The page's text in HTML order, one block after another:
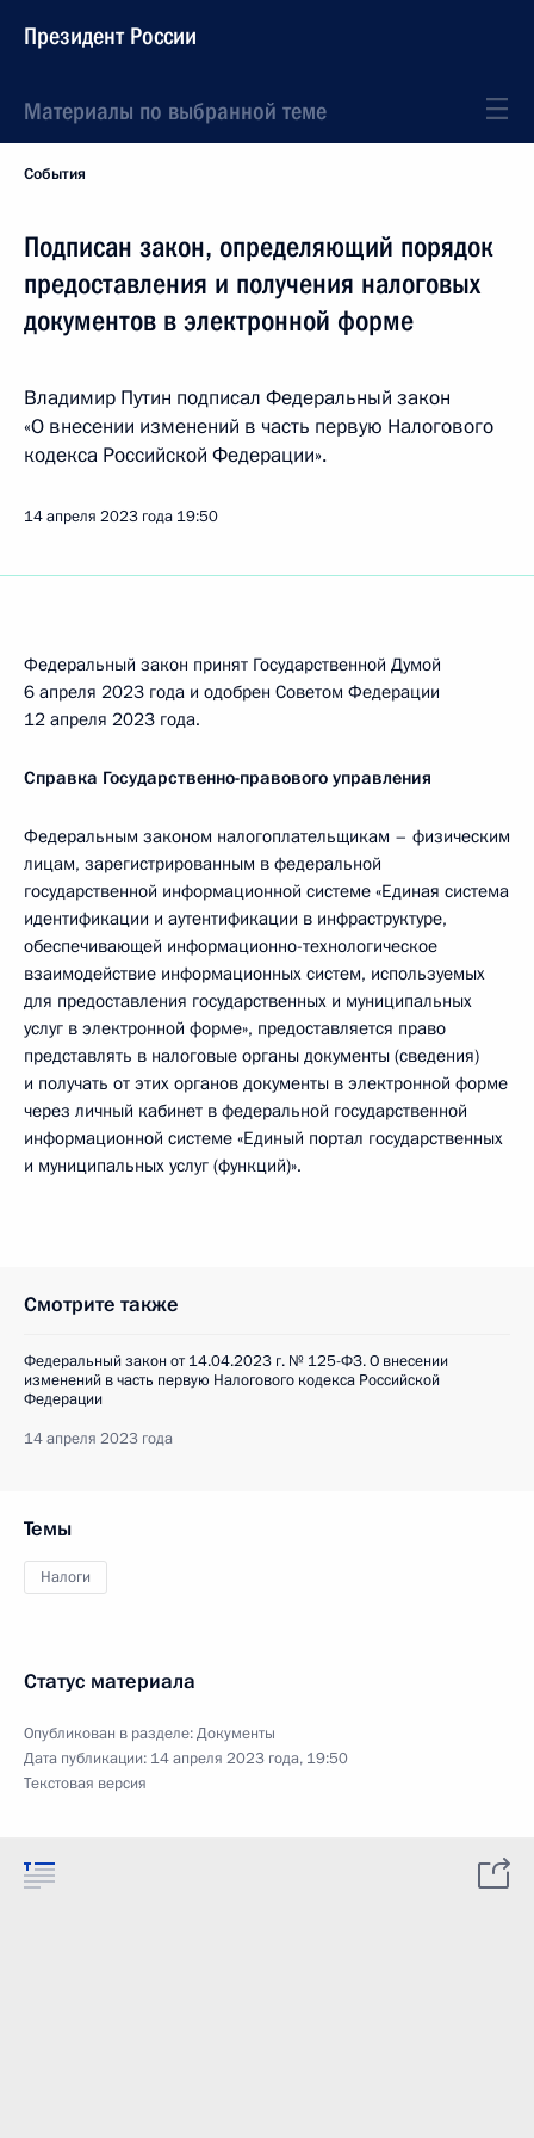
Президент России
Материалы по выбранной теме
События
Подписан закон, определяющий порядок
предоставления и получения налоговых
документов в электронной форме
Владимир Путин подписал Федеральный закон
«О внесении изменений в часть первую Налогового
кодекса Российской Федерации».
14 апреля 2023 года 19:50
Федеральный закон принят Государственной Думой
6 апреля 2023 года и одобрен Советом Федерации
12 апреля 2023 года.
Справка Государственно-правового управления
Федеральным законом налогоплательщикам – физическим
лицам, зарегистрированным в федеральной
государственной информационной системе «Единая система
идентификации и аутентификации в инфраструктуре,
обеспечивающей информационно-технологическое
взаимодействие информационных систем, используемых
для предоставления государственных и муниципальных
услуг в электронной форме», предоставляется право
представлять в налоговые органы документы (сведения)
и получать от этих органов документы в электронной форме
через личный кабинет в федеральной государственной
информационной системе «Единый портал государственных
и муниципальных услуг (функций)».
Смотрите также
Федеральный закон от 14.04.2023 г. № 125-ФЗ. О внесении
изменений в часть первую Налогового кодекса Российской
Федерации
14 апреля 2023 года
Темы
Налоги
Статус материала
Опубликован в разделе:Документы
Дата публикации: 14 апреля 2023 года, 19:50
Текстовая версия